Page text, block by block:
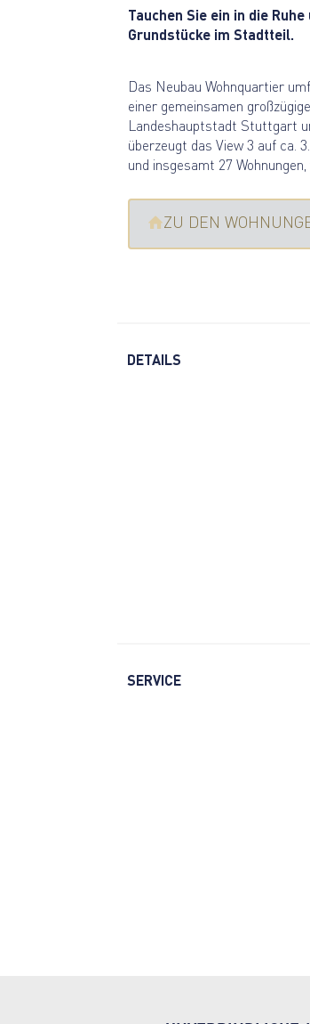
Tauchen Sie ein in die
Grundstücke im Stadtteil.
Das Neubau Wohnquartier
einer gemeinsamen
Landeshauptstadt Stuttgart
überzeugt das View 3 auf ca.
und insgesamt 27
ZU DEN
DETAILS
SERVICE